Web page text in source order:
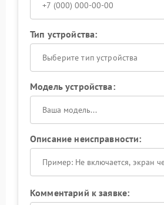
Тип устройства:
Выберите тип устройства
Модель устройства:
Описание неисправности:
Комментарий к заявке: